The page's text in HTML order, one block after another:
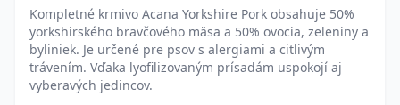
Kompletné krmivo Acana Yorkshire Pork obsahuje 50%
yorkshirského bravčového mäsa a 50% ovocia, zeleniny a
byliniek. Je určené pre psov s alergiami a citlivým
trávením. Vďaka lyofilizovaným prísadám uspokojí aj
vyberavých jedincov.